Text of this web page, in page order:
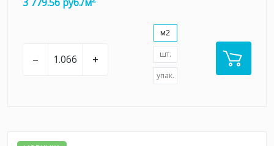
– +
м2
шт.
упак.